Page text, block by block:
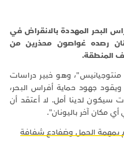
البحر المهددة بالانقراض في
رصده غواصون محذرين من
المنطقة.
وهو خبير دراسات
جهود حماية أفراس البحر،
سيكون لدينا أمل. لا أعتقد أن
مكان آخر باليونان".
بمهمة الحمل وضفادع شفافة